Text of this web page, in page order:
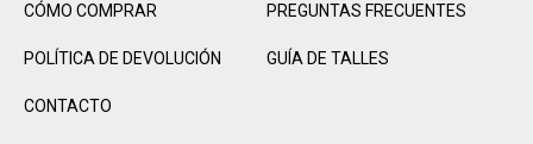
CÓMO COMPRAR PREGUNTAS FRECUENTES
POLÍTICA DE DEVOLUCIÓN GUÍA DE TALLES
CONTACTO